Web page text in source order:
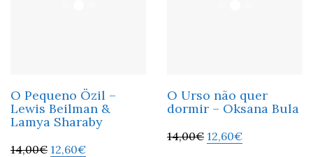
O Pequeno Özil –
Lewis Beilman &
Lamya Sharaby
14,00€ 12,60€
O Urso não quer
dormir – Oksana Bula
14,00€ 12,60€